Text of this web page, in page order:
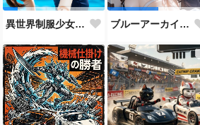
異世界制服少女達 スク水少女 アクリルドールフィギュア ブルーアーカイブ 若葉ヒナタ(水着) アクリルドールフィギュア